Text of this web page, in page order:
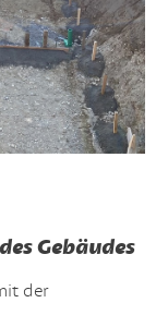
Gebäudes
der